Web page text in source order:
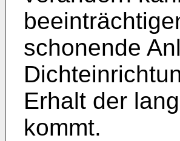
schonende
Erhalt der
kommt.